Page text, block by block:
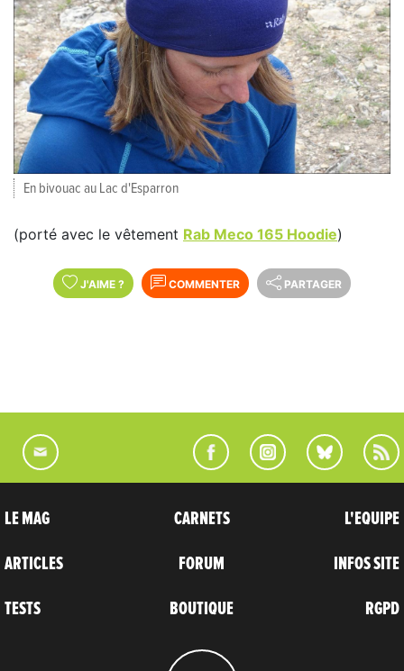
En bivouac au Lac d'Esparron
(porté avec le vêtement Rab Meco 165 Hoodie)
J'AIME ? COMMENTER PARTAGER
LE MAG
ARTICLES
TESTS
CARNETS
FORUM
BOUTIQUE
L'EQUIPE
INFOS SITE
RGPD